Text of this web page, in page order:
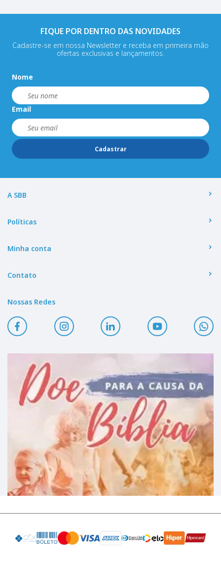
FIQUE POR DENTRO DAS NOVIDADES
Cadastre-se em nossa Newsletter e receba em primeira mão
ofertas exclusivas e lançamentos.
Nome
Email
Cadastrar
A SBB
Políticas
Minha conta
Contato
Nossas Redes